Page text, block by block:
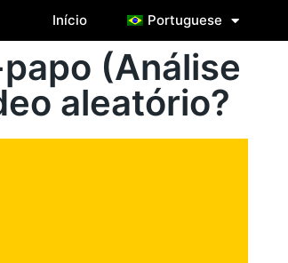
Início Portuguese
(Análise
aleatório?